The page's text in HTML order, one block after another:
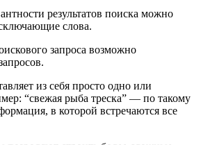
результатов поиска можно
слова.
запроса возможно
из себя просто одно или
“свежая рыба треска” — по такому
в которой встречаются все